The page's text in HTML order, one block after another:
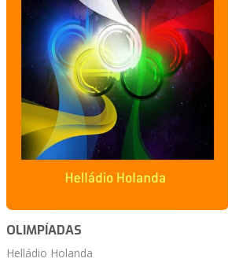
OLIMPÍADAS
Helládio Holanda